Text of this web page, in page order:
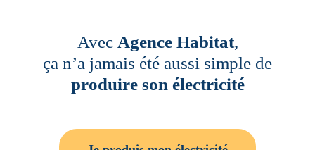
Avec Agence Habitat,
ça n’a jamais été aussi simple de
produire son électricité